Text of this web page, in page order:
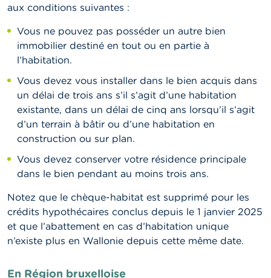
aux conditions suivantes :
Vous ne pouvez pas posséder un autre bien
immobilier destiné en tout ou en partie à
l’habitation.
Vous devez vous installer dans le bien acquis dans
un délai de trois ans s’il s’agit d’une habitation
existante, dans un délai de cinq ans lorsqu’il s’agit
d’un terrain à bâtir ou d’une habitation en
construction ou sur plan.
Vous devez conserver votre résidence principale
dans le bien pendant au moins trois ans.
Notez que le chèque-habitat est supprimé pour les
crédits hypothécaires conclus depuis le 1 janvier 2025
et que l’abattement en cas d’habitation unique
n’existe plus en Wallonie depuis cette même date.
En Région bruxelloise